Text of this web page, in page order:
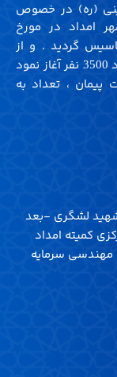
(ره) در خصوص
امداد در مورخ
گردید . و از
3500 نفر آغاز نمود
پیمان ، تعداد به
شهید لشگری -بعد
کمیته امداد
سرمایه